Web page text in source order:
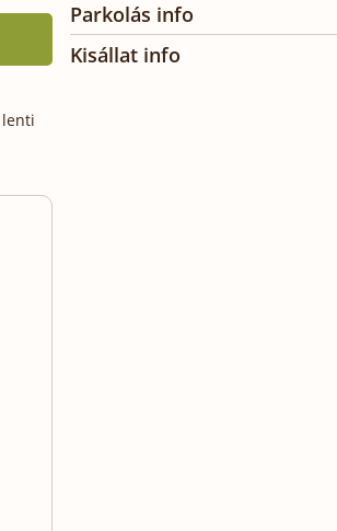
lenti
Parkolás info
Kisállat info